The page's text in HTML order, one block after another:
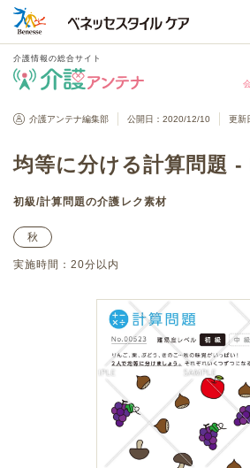
介護情報の総合サイト
介護情報の総合サイト
介護アンテナ編集部 公開日：2020/12/10 更新
均等に分ける計算問題
初級/計算問題の介護レク素材
秋
実施時間：20分以内